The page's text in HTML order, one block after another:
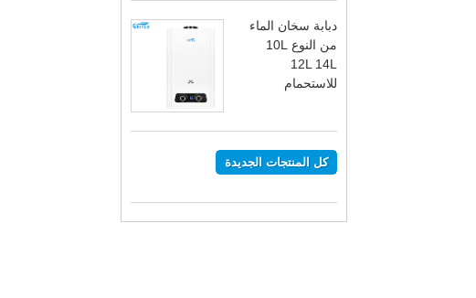
دبابة سخان الماء
من النوع 10L
12L 14L
للاستحمام
كل المنتجات الجديدة